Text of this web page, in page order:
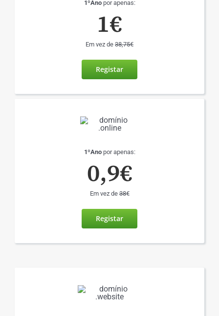
1ºAno por apenas:
1€
Em vez de 38,75€
Registar
1ºAno por apenas:
0,9€
Em vez de38€
Registar